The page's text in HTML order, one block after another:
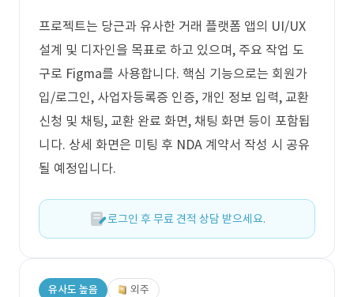
프로젝트는 당근과 유사한 거래 플랫폼 앱의 UI/UX
설계 및 디자인을 목표로 하고 있으며, 주요 작업 도
구로 Figma를 사용합니다. 핵심 기능으로는 회원가
입/로그인, 사업자등록증 인증, 개인 정보 입력, 교환
신청 및 채팅, 교환 완료 화면, 채팅 화면 등이 포함됩
니다. 상세 화면은 미팅 후 NDA 계약서 작성 시 공유
될 예정입니다.
로그인 후 무료 견적 상담 받으세요.
유사도 높음 외주